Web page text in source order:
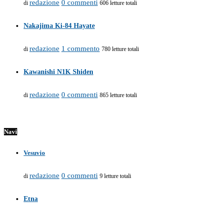
di redazione 0 commenti 606 letture totali
Nakajima Ki-84 Hayate
di redazione 1 commento 780 letture totali
Kawanishi N1K Shiden
di redazione 0 commenti 865 letture totali
Navi
Vesuvio
di redazione 0 commenti 9 letture totali
Etna